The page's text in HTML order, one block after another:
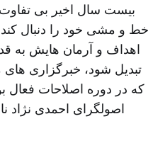
بیست سال اخیر بی
خط و مشی خود را دنبال
اهداف و آرمان هایش به
تبدیل شود، خبرگزاری های
که در دوره اصلاحات فعال
اصولگرای احمدی نژاد